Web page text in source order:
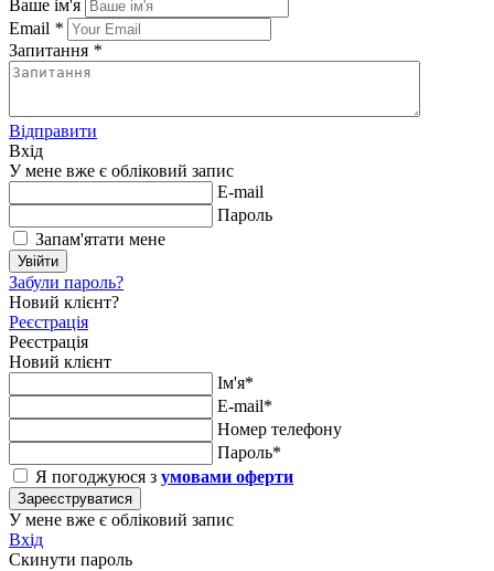
Ваше ім'я
Email *
Запитання *
Відправити
Вхід
У мене вже є обліковий запис
E-mail
Пароль
Запам'ятати мене
Увійти
Забули пароль?
Новий клієнт?
Реєстрація
Реєстрація
Новий клієнт
Ім'я*
E-mail*
Номер телефону
Пароль*
Я погоджуюся з умовами оферти
Зареєструватися
У мене вже є обліковий запис
Вхід
Скинути пароль